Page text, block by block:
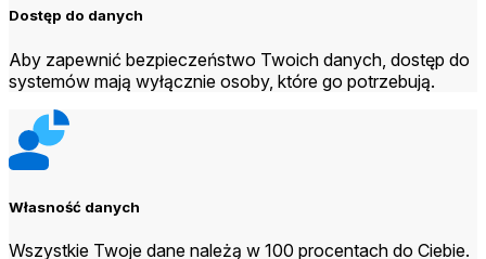
Dostęp do danych
Aby zapewnić bezpieczeństwo Twoich danych, dostęp do
systemów mają wyłącznie osoby, które go potrzebują.
Własność danych
Wszystkie Twoje dane należą w 100 procentach do Ciebie.